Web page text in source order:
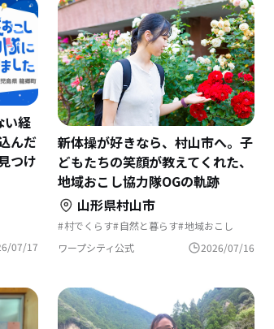
い経
んだ
つけ
し07/17
新体操が好きなら、村山市へ。子
どもたちの笑顔が教えてくれた、
地域おこし協力隊OGの軌跡
山形県村山市
村でくらす 自然と暮らす 地域おこし
夢の暮らし 地域おこし協力隊
スポーツで豊かに
ワープシティ公式 2026/07/16